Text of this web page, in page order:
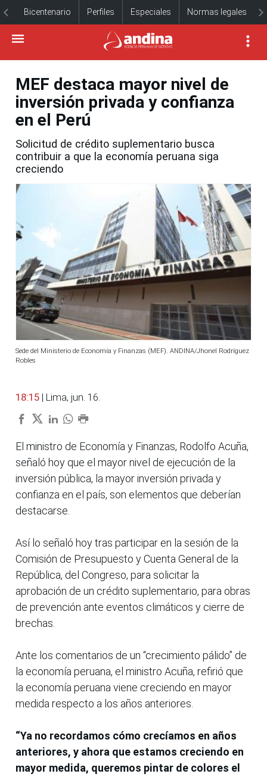
Bicentenario Perfiles Especiales Normas legales
MEF destaca mayor nivel de
inversión privada y confianza
en el Perú
Solicitud de crédito suplementario busca
contribuir a que la economía peruana siga
creciendo
Sede del Ministerio de Economía y Finanzas (MEF). ANDINA/Jhonel Rodríguez
Robles
18:15 | Lima, jun. 16.
El ministro de Economía y Finanzas, Rodolfo Acuña,
señaló hoy que el mayor nivel de ejecución de la
inversión pública, la mayor inversión privada y
confianza en el país, son elementos que deberían
destacarse.
Así lo señaló hoy tras participar en la sesión de la
Comisión de Presupuesto y Cuenta General de la
República, del Congreso, para solicitar la
aprobación de un crédito suplementario, para obras
de prevención ante eventos climáticos y cierre de
brechas.
Ante los comentarios de un “crecimiento pálido” de
la economía peruana, el ministro Acuña, refirió que
la economía peruana viene creciendo en mayor
medida respecto a los años anteriores.
“Ya no recordamos cómo crecíamos en años
anteriores, y ahora que estamos creciendo en
mayor medida, queremos pintar de colores el